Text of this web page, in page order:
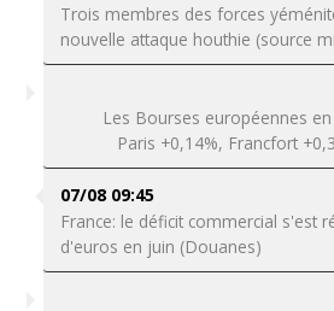
Trois membres des forces
nouvelle attaque houthie (source
Les Bourses européennes
Paris +0,14%, Francfort
07/08 09:45
France: le déficit commercial s'est
d'euros en juin (Douanes)